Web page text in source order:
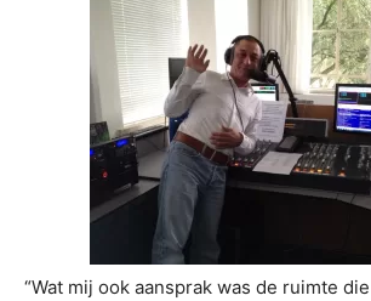
“Wat mij ook aansprak was de ruimte